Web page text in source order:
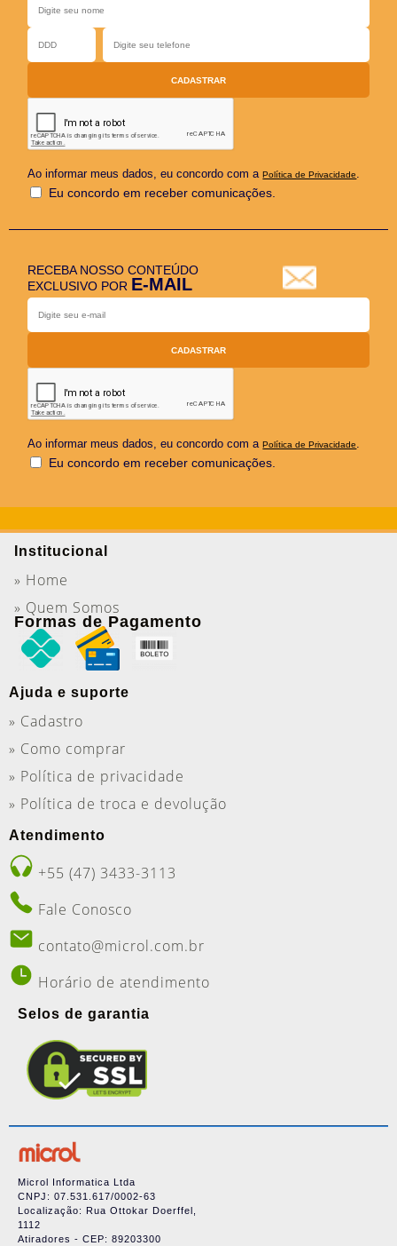
Ao informar meus dados, eu concordo com aPolítica de Privacidade.
Eu concordo em receber comunicações.
RECEBA NOSSO CONTEÚDO
EXCLUSIVO POR E-MAIL
Ao informar meus dados, eu concordo com aPolítica de Privacidade.
Eu concordo em receber comunicações.
Institucional
» Home
» Quem Somos
Formas de Pagamento
Ajuda e suporte
» Cadastro
» Como comprar
» Política de privacidade
» Política de troca e devolução
Atendimento
+55 (47) 3433-3113
Fale Conosco
contato@microl.com.br
Horário de atendimento
Selos de garantia
Microl Informatica Ltda
CNPJ: 07.531.617/0002-63
Localização: Rua Ottokar Doerffel,
1112
Atiradores - CEP: 89203300